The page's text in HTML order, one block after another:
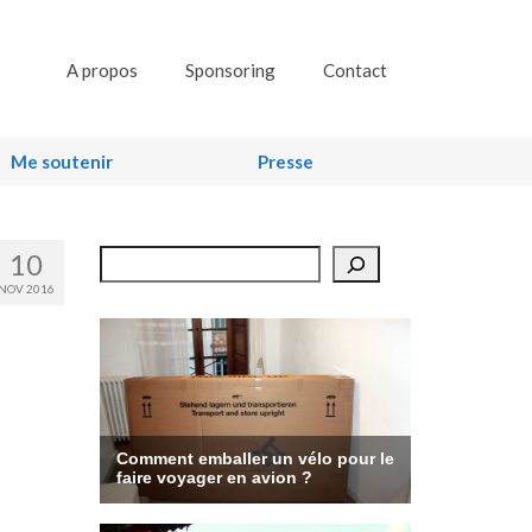
A propos Sponsoring Contact
Me soutenir Presse
10
NOV 2016